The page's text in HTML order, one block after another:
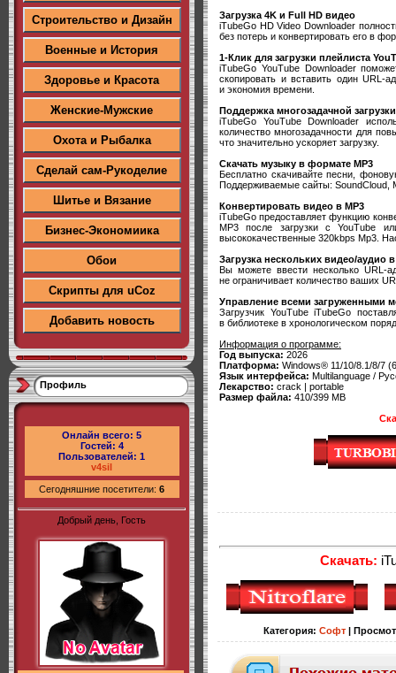
Строительство и Дизайн
Военные и История
Здоровье и Красота
Женские-Мужские
Охота и Рыбалка
Сделай сам-Рукоделие
Шитье и Вязание
Бизнес-Экономиика
Обои
Скрипты для uCoz
Добавить новость
Профиль
Онлайн всего: 5
Гостей: 4
Пользователей: 1
v4sil
Сегодняшние посетители: 6
Добрый день, Гость
Загрузка 4K и Full HD видео
iTubeGo HD Video Downloader
без потерь и конвертировать его в
1-Клик для загрузки плейлиста
iTubeGo YouTube Downloader
скопировать и вставить один URL-
и экономия времени.
Поддержка многозадачной загрузки
iTubeGo YouTube Downloader
количество многозадачности для
что значительно ускоряет загрузку.
Скачать музыку в формате MP3
Бесплатно скачивайте песни,
Поддерживаемые сайты: SoundCloud,
Конвертировать видео в MP3
iTubeGo предоставляет функцию
MP3 после загрузки с YouTube
высококачественные 320kbps Mp3.
Загрузка нескольких видео/аудио
Вы можете ввести несколько URL-
не ограничивает количество ваших
Управление всеми загруженными
Загрузчик YouTube iTubeGo
в библиотеке в хронологическом
Информация о программе:
Год выпуска: 2026
Платформа: Windows® 11/10/8.1/8/7
Язык интерфейса: Multilanguage /
Лекарство: crack | portable
Размер файла: 410/399 MB
Скачать:
Категория: Софт|